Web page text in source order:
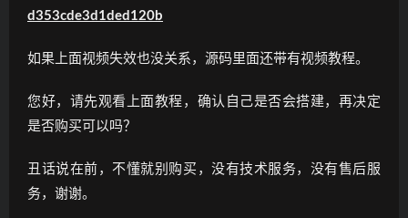
d353cde3d1ded120b
如果上面视频失效也没关系，源码里面还带有视频教程。
您好，请先观看上面教程，确认自己是否会搭建，再决定
是否购买可以吗？
丑话说在前，不懂就别购买，没有技术服务，没有售后服
务，谢谢。